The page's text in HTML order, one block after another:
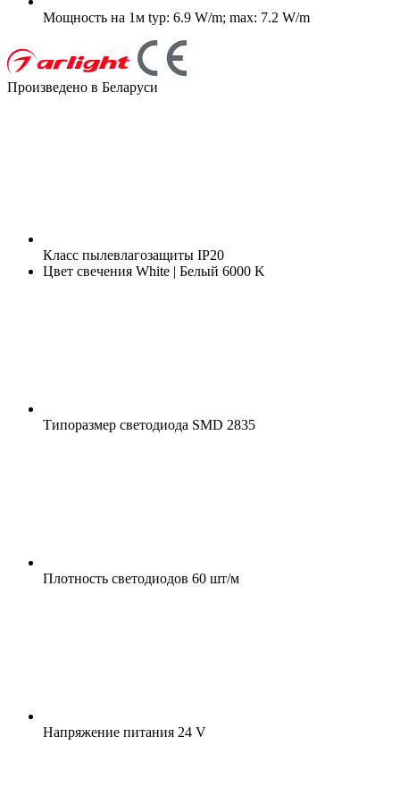
Мощность на 1м typ: 6.9 W/m; max: 7.2 W/m
Произведено в Беларуси
Класс пылевлагозащиты IP20
Цвет свечения White | Белый 6000 K
Типоразмер светодиода SMD 2835
Плотность светодиодов 60 шт/м
Напряжение питания 24 V